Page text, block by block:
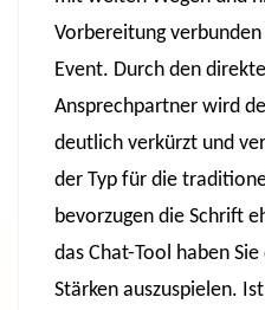
Vorbereitung
Event. Durch den
Ansprechpartner wird
deutlich verkürzt und
der Typ für die
bevorzugen die Schrift
das Chat-Tool haben
Stärken auszuspielen.